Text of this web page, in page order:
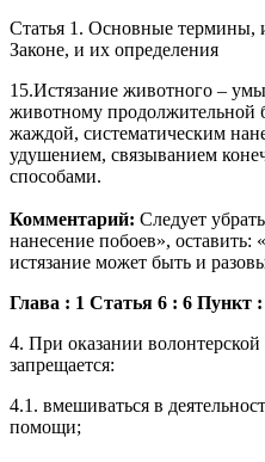
Статья 1. Основные термины,
Законе, и их определения
15.Истязание животного –
животному продолжительной
жаждой, систематическим
удушением, связыванием
способами.
Комментарий: Следует
нанесение побоев», оставить:
истязание может быть и
Глава : 1 Статья 6 : 6 Пункт :
4. При оказании
запрещается:
4.1. вмешиваться в
помощи;